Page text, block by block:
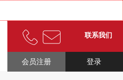
联系我们
登录
会员注册